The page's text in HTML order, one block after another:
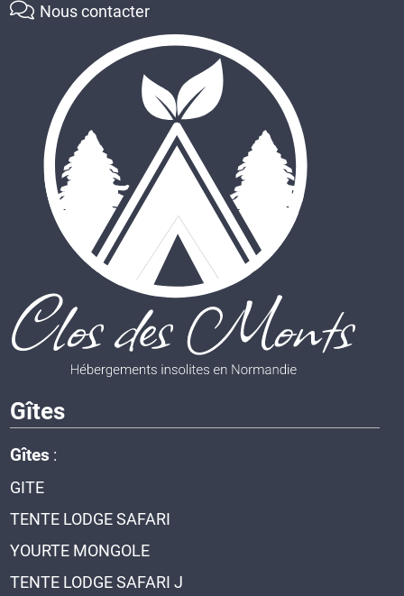
Nous contacter
Gîtes
Gîtes :
GITE
TENTE LODGE SAFARI
YOURTE MONGOLE
TENTE LODGE SAFARI J